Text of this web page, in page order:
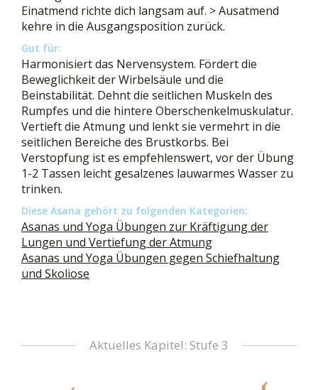
Einatmend richte dich langsam auf. > Ausatmend
kehre in die Ausgangsposition zurück.
Gut für:
Harmonisiert das Nervensystem. Fördert die
Beweglichkeit der Wirbelsäule und die
Beinstabilität. Dehnt die seitlichen Muskeln des
Rumpfes und die hintere Oberschenkelmuskulatur.
Vertieft die Atmung und lenkt sie vermehrt in die
seitlichen Bereiche des Brustkorbs. Bei
Verstopfung ist es empfehlenswert, vor der Übung
1-2 Tassen leicht gesalzenes lauwarmes Wasser zu
trinken.
Diese Asana gehört zu folgenden Kategorien:
Asanas und Yoga Übungen zur Kräftigung der
Lungen und Vertiefung der Atmung
Asanas und Yoga Übungen gegen Schiefhaltung
und Skoliose
Aktuelles Kapitel: Stufe 3